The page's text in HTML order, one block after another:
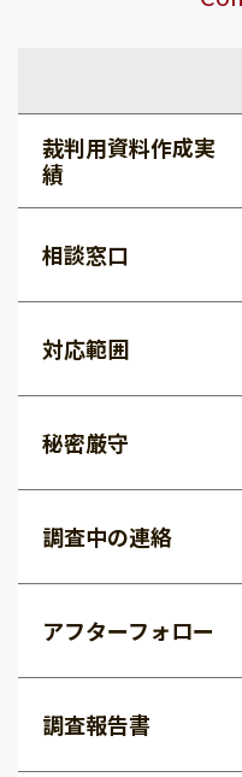
裁判用資料作成実
績
相談窓口
対応範囲
秘密厳守
調査中の連絡
アフターフォロー
調査報告書